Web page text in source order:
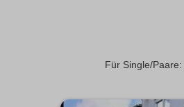
Für Single/Paare: